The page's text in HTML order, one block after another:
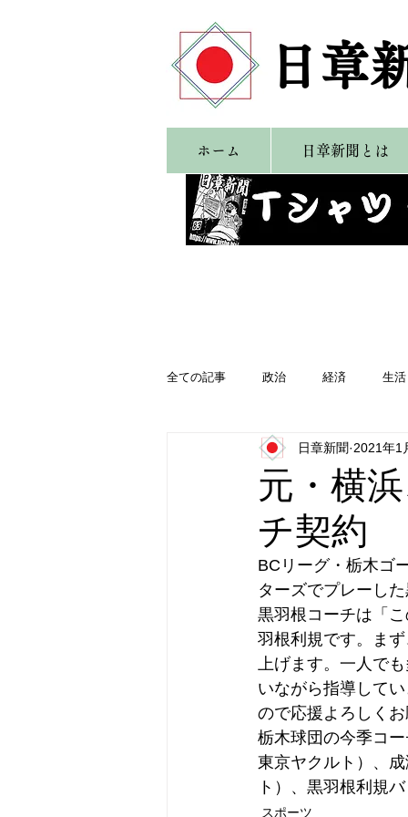
日章
ホーム 日章新聞とは
全ての記事 政治 経済 生活
日本第一党 日本派保守同盟
元・横
チ契約
日章新聞 2021年1
BCリーグ・栃木ゴ
ターズでプレーし
黒羽根コーチは「
羽根利規です。ま
上げます。一人で
いながら指導して
ので応援よろしく
栃木球団の今季コ
東京ヤクルト）、
ト）、黒羽根利規
スポーツ